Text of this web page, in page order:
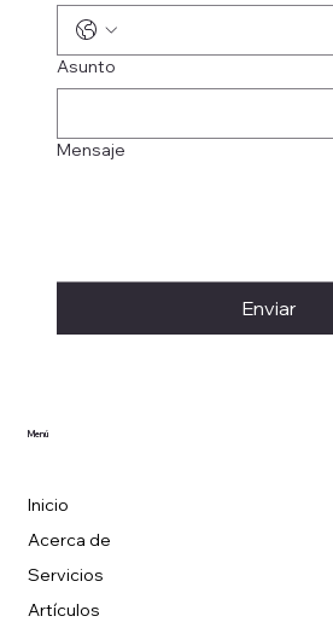
Menú
Inicio
Acerca de
Servicios
Artículos
Asunto
Mensaje
Enviar